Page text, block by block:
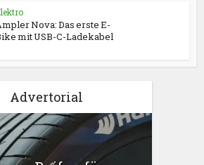
Nova: Das erste E-
mit USB-C-Ladekabel
Advertorial